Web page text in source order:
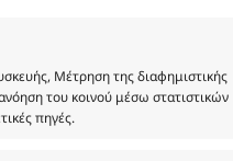
Μέτρηση της διαφημιστικής
του κοινού μέσω στατιστικών
πηγές.
Body Butter Si Passione 200ml